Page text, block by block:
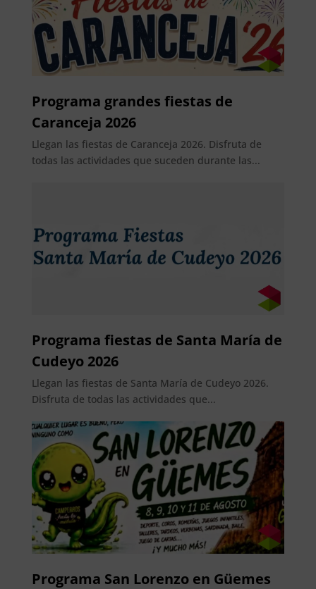
Programa grandes fiestas de
Caranceja 2026
Llegan las fiestas de Caranceja 2026. Disfruta de
todas las actividades que suceden durante las...
Programa fiestas de Santa María de
Cudeyo 2026
Llegan las fiestas de Santa María de Cudeyo 2026.
Disfruta de todas las actividades que...
Programa San Lorenzo en Güemes